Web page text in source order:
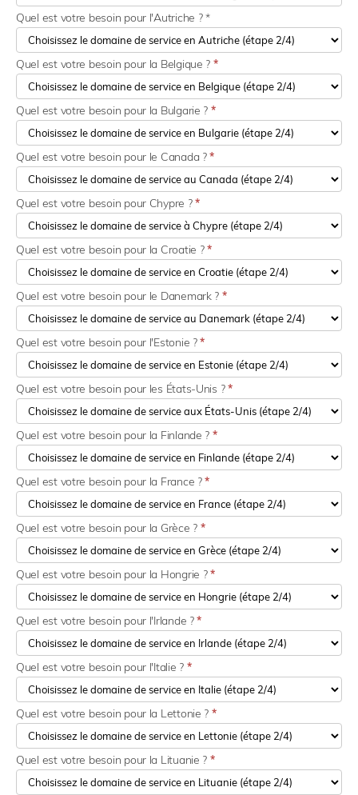
Quel est votre besoin pour l'Autriche ? *
Quel est votre besoin pour la Belgique ? *
Quel est votre besoin pour la Bulgarie ? *
Quel est votre besoin pour le Canada ?*
Quel est votre besoin pour Chypre ?*
Quel est votre besoin pour la Croatie ?*
Quel est votre besoin pour le Danemark ? *
Quel est votre besoin pour l'Estonie ?*
Quel est votre besoin pour les États-Unis ?*
Quel est votre besoin pour la Finlande ? *
Quel est votre besoin pour la France ?*
Quel est votre besoin pour la Grèce ? *
Quel est votre besoin pour la Hongrie ?*
Quel est votre besoin pour l'Irlande ?*
Quel est votre besoin pour l'Italie ? *
Quel est votre besoin pour la Lettonie ? *
Quel est votre besoin pour la Lituanie ? *